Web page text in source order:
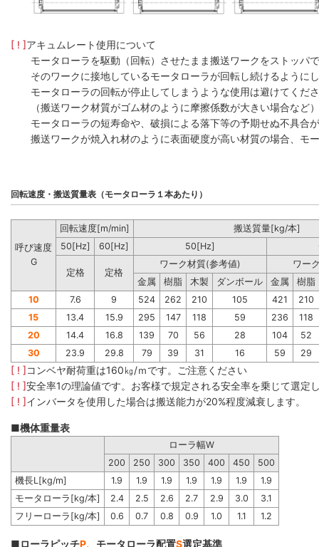
[ ! ]アキュムレート使用について
モータローラを駆動（回転）させたまま搬送ワークをストッパ
そのワークに接地しているモータローラが回転し続けるように
モータローラの回転が停止してしまうような使用は避けてくだ
（搬送ワーク材質がゴム材のように摩擦係数が大きい場合など）
モータローラの短寿命や、破損による落下等の予期せぬ不具合
搬送ワークが焼入れ材のように表面硬度が高い材質の場合、モ
回転速度・搬送質量表（モータローラ１本あたり）
呼び速度
G
回転速度[m/min]
搬送質量[kg/本]
50[Hz]
60[Hz] 50[Hz]
定格 定格
ワーク材質(参考値)
ワー
金属
樹脂 木製 ダンボール 金属
樹脂
10
7.6 9 524 262 210 105 421
210
15
13.4 15.9 295 147 118 59 236
118
20
14.4 16.8 139 70 56 28 104
52
30
23.9 29.8 79 39 31 16 59 29
[ ! ]コンベヤ耐荷重は160㎏/ｍです。ご注意ください
[ ! ]安全率1の理論値です。お客様で規定される安全率を乗じて選定
[ ! ]インバータを使用した場合は搬送能力が20%程度減衰します。
■機体重量表
ローラ幅W
200
250 300 350 400 450
500
機長L[kg/m]
1.9 1.9 1.9 1.9 1.9 1.9
1.9
モータローラ[kg/本]
2.4 2.5 2.6 2.7 2.9 3.0
3.1
フリーローラ[kg/本]
0.6 0.7 0.8 0.9 1.0 1.1 1.2
■ローラピッチP、モータローラ配置S選定基準